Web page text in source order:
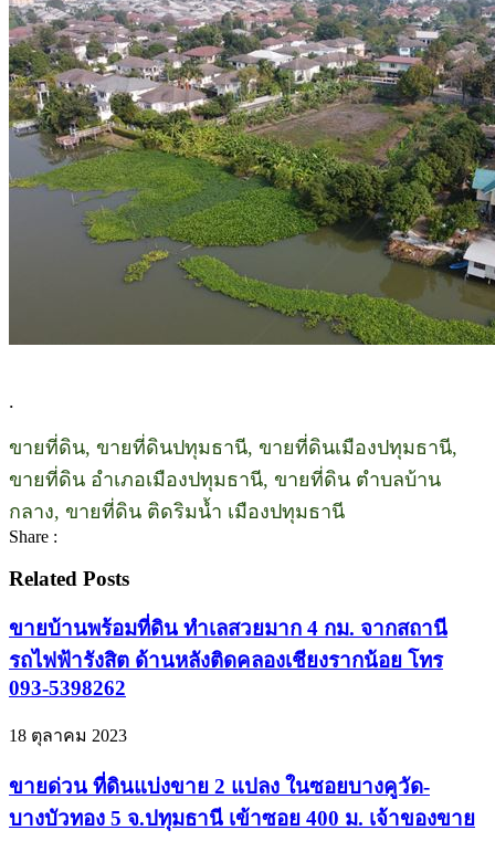
.
ขายที่ดิน, ขายที่ดินปทุมธานี, ขายที่ดินเมืองปทุมธานี,
ขายที่ดิน อำเภอเมืองปทุมธานี, ขายที่ดิน ตำบลบ้าน
กลาง, ขายที่ดิน ติดริมน้ำ เมืองปทุมธานี
Share :
Related Posts
ขายบ้านพร้อมที่ดิน ทำเลสวยมาก 4 กม. จากสถานี
รถไฟฟ้ารังสิต ด้านหลังติดคลองเชียงรากน้อย โทร
093-5398262
18 ตุลาคม 2023
ขายด่วน ที่ดินแบ่งขาย 2 แปลง ในซอยบางคูวัด-
บางบัวทอง 5 จ.ปทุมธานี เข้าซอย 400 ม. เจ้าของขาย